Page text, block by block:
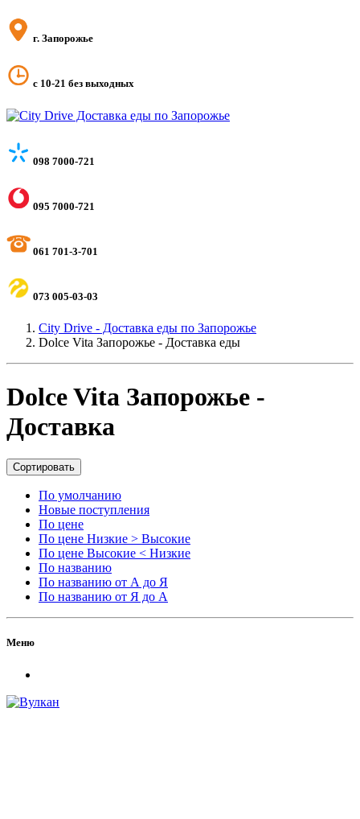
г. Запорожье
с 10-21 без выходных
098 7000-721
095 7000-721
061 701-3-701
073 005-03-03
City Drive - Доставка еды по Запорожье
Dolce Vita Запорожье - Доставка еды
Dolce Vita Запорожье -
Доставка
Сортировать
По умолчанию
Новые поступления
По цене
По цене Низкие > Высокие
По цене Высокие < Низкие
По названию
По названию от А до Я
По названию от Я до А
Меню